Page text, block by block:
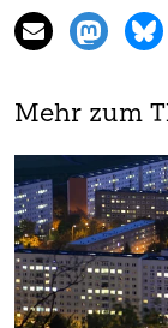
Mehr zum